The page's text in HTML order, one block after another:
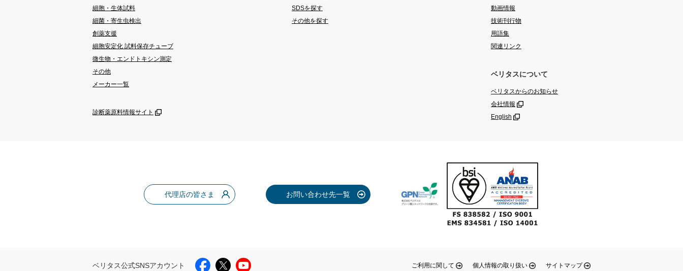
細胞・生体試料
細菌・寄生虫検出
創薬支援
細胞安定化 試料保存チューブ
微生物・エンドトキシン測定
その他
メーカー一覧
診断薬原料情報サイト
SDSを探す
その他を探す
動画情報
技術刊行物
用語集
関連リンク
ベリタスについて
ベリタスからのお知らせ
会社情報
English
代理店の皆さま お問い合わせ先一覧
ご利用に関して 個人情報の取り扱い サイトマップ
ベリタス公式SNSアカウント